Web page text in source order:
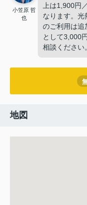
小笠原 哲
也
上は1,900円
なります。光
のご利用は追
として3,000
相談ください。
地図